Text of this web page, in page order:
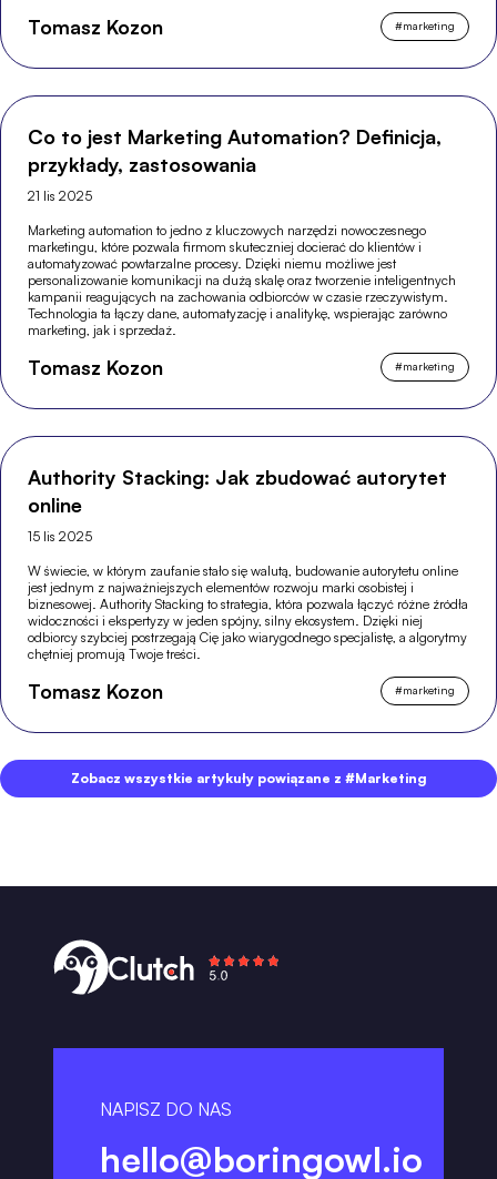
Tomasz Kozon #marketing
Co to jest Marketing Automation? Definicja,
przykłady, zastosowania
21 lis 2025
Marketing automation to jedno z kluczowych narzędzi nowoczesnego
marketingu, które pozwala firmom skuteczniej docierać do klientów i
automatyzować powtarzalne procesy. Dzięki niemu możliwe jest
personalizowanie komunikacji na dużą skalę oraz tworzenie inteligentnych
kampanii reagujących na zachowania odbiorców w czasie rzeczywistym.
Technologia ta łączy dane, automatyzację i analitykę, wspierając zarówno
marketing, jak i sprzedaż.
Tomasz Kozon #marketing
Authority Stacking: Jak zbudować autorytet
online
15 lis 2025
W świecie, w którym zaufanie stało się walutą, budowanie autorytetu online
jest jednym z najważniejszych elementów rozwoju marki osobistej i
biznesowej. Authority Stacking to strategia, która pozwala łączyć różne źródła
widoczności i ekspertyzy w jeden spójny, silny ekosystem. Dzięki niej
odbiorcy szybciej postrzegają Cię jako wiarygodnego specjalistę, a algorytmy
chętniej promują Twoje treści.
Tomasz Kozon #marketing
Zobacz wszystkie artykuły powiązane z #Marketing
NAPISZ DO NAS
hello@boringowl.io